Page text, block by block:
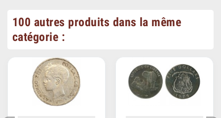
100 autres produits dans la même
catégorie :